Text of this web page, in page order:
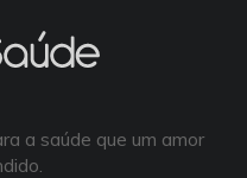
a saúde que um amor